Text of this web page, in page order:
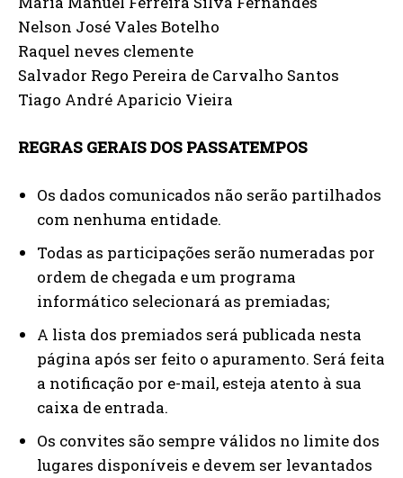
Nelson José Vales Botelho
Raquel neves clemente
Salvador Rego Pereira de Carvalho Santos
Tiago André Aparicio Vieira
REGRAS GERAIS DOS PASSATEMPOS
Os dados comunicados não serão partilhados
com nenhuma entidade.
Todas as participações serão numeradas por
ordem de chegada e um programa
informático selecionará as premiadas;
A lista dos premiados será publicada nesta
página após ser feito o apuramento. Será feita
a notificação por e-mail, esteja atento à sua
caixa de entrada.
Os convites são sempre válidos no limite dos
lugares disponíveis e devem ser levantados